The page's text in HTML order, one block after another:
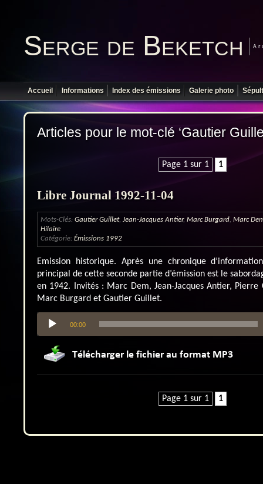
Serge de Beketch
Accueil Informations Index des émissions Galerie photo
Articles pour le mot-clé ‘Gautier
Page 1 sur 1 1
Libre Journal 1992-11-04
Mots-Clés: Gautier Guillet, Jean-Jacques Antier, Marc Burgard Marc
Hilaire
Catégorie: Émissions 1992
Emission historique. Après une chronique
principal de cette seconde partie d’émission est le
en 1942. Invités : Marc Dem, Jean-Jacques Antier, Pierre
Marc Burgard et Gautier Guillet.
Lecteur
audio
00:00
Page 1 sur 1 1